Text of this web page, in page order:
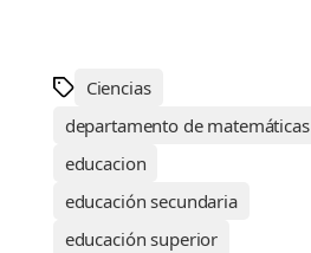
Ciencias
departamento de matemáticas
educacion
educación secundaria
educación superior